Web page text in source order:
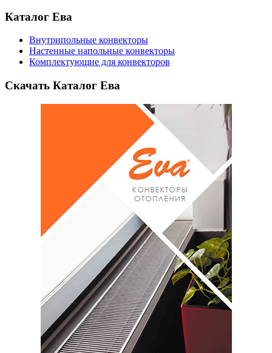
Каталог Ева
Внутрипольные конвекторы
Настенные напольные конвекторы
Комплектующие для конвекторов
Скачать Каталог Ева